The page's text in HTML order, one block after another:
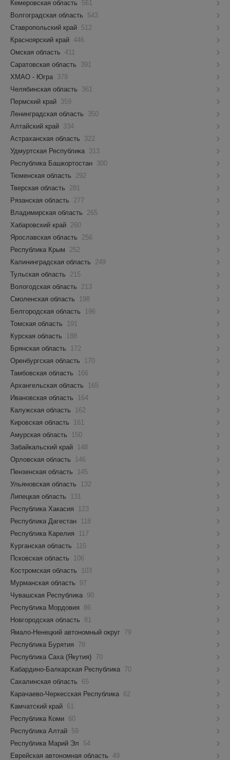
Кемеровская область
561
Волгоградская область
543
Ставропольский край 512
Красноярский край 446
Омская область 411
Саратовская область
391
ХМАО - Югра 379
Челябинская область
361
Пермский край 359
Ленинградская область
350
Алтайский край 334
Астраханская область
322
Удмуртская Республика 313
Республика Башкортостан 300
Тюменская область
292
Тверская область
281
Рязанская область
277
Владимирская область
265
Хабаровский край 260
Ярославская область
256
Республика Крым
252
Калининградская область
249
Тульская область
215
Вологодская область
213
Смоленская область
198
Белгородская область
196
Томская область
191
Курская область
188
Брянская область
172
Оренбургская область
170
Тамбовская область
166
Архангельская область
165
Ивановская область
164
Калужская область
162
Кировская область
161
Амурская область
150
Забайкальский край
148
Орловская область
146
Пензенская область
145
Ульяновская область
132
Липецкая область
131
Республика Хакасия
123
Республика Дагестан
118
Республика Карелия
117
Курганская область
115
Псковская область
106
Костромская область
103
Мурманская область
97
Чувашская Республика 90
Республика Мордовия
86
Новгородская область
81
Ямало-Ненецкий автономный округ 79
Республика Бурятия
78
Республика Саха (Якутия) 70
Кабардино-Балкарская Республика 70
Сахалинская область
65
Карачаево-Черкесская Республика 62
Камчатский край 61
Республика Коми 60
Республика Алтай 59
Республика Марий Эл
54
Еврейская автономная область 49